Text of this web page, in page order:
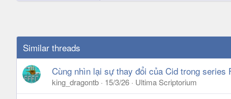
Similar threads
Cùng nhìn lại sự thay đổi của Cid trong series
king_dragontb 15/3/26 Ultima Scriptorium